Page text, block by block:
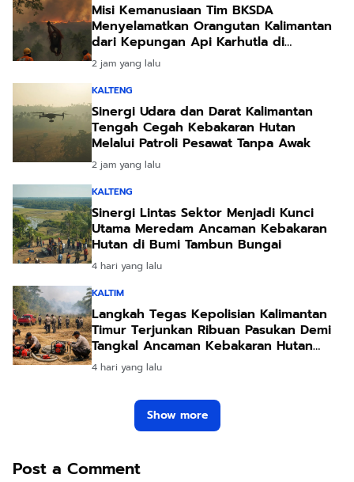
Misi Kemanusiaan Tim BKSDA
Menyelamatkan Orangutan Kalimantan
dari Kepungan Api Karhutla di
Ketapang
2 jam yang lalu
KALTENG
Sinergi Udara dan Darat Kalimantan
Tengah Cegah Kebakaran Hutan
Melalui Patroli Pesawat Tanpa Awak
2 jam yang lalu
KALTENG
Sinergi Lintas Sektor Menjadi Kunci
Utama Meredam Ancaman Kebakaran
Hutan di Bumi Tambun Bungai
4 hari yang lalu
KALTIM
Langkah Tegas Kepolisian Kalimantan
Timur Terjunkan Ribuan Pasukan Demi
Tangkal Ancaman Kebakaran Hutan
Akibat Kemarau Ekstrem
4 hari yang lalu
Show more
Post a Comment